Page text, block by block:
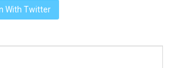
With Twitter